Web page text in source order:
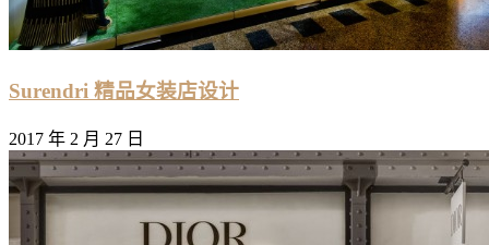
Surendri 精品女装店设计
2017 年 2 月 27 日